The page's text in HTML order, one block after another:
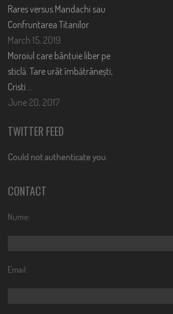
Rares versus Mandachi sau
Confruntarea Titanilor
March 15, 2019
Moroiul care bântuie liber pe
sticlă. Tare urât îmbătrânești,
Cristi….
June 20, 2017
TWITTER FEED
Could not authenticate you.
CONTACT
Nume:
Email: